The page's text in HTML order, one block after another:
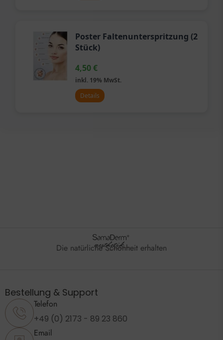
Poster Faltenunterspritzung (2
Stück)
4,50€
inkl. 19% MwSt.
Details
Die natürliche Schönheit erhalten
Bestellung & Support
Telefon
+49 (0) 2173 - 89 23 860
Email